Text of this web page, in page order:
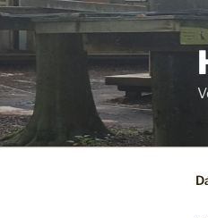
Zum
Inhalt
springen